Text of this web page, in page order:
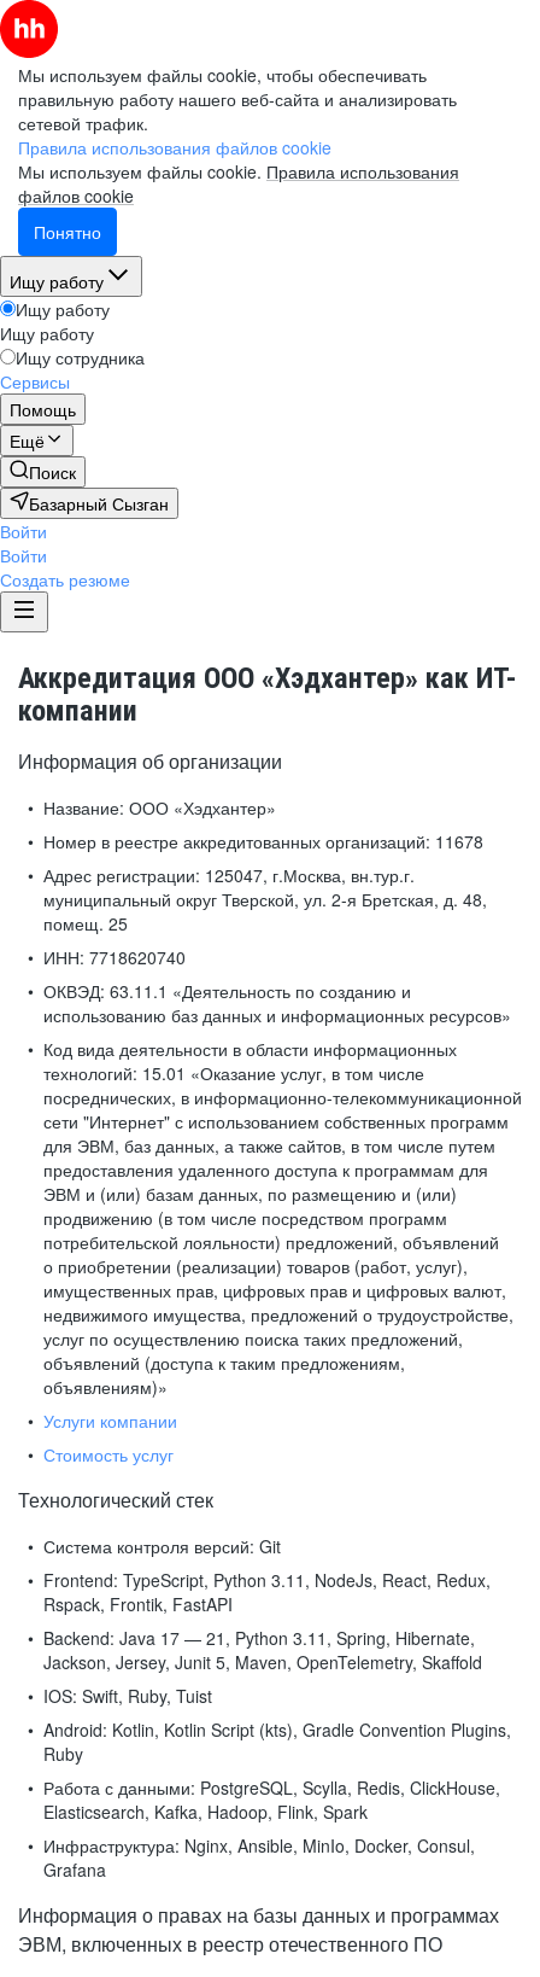
Мы используем файлы cookie, чтобы обеспечивать
правильную работу нашего веб-сайта и анализировать
сетевой трафик.
Правила использования файлов cookie
Мы используем файлы cookie. Правила использования
файлов cookie
Понятно
Ищу работу
Ищу работу
Ищу работу
Ищу сотрудника
Сервисы
Помощь
Ещё
Поиск
Базарный Сызган
Войти
Войти
Создать резюме
Аккредитация ООО «Хэдхантер» как ИТ-
компании
Информация об организации
Название: ООО «Хэдхантер»
Номер в реестре аккредитованных организаций: 11678
Адрес регистрации: 125047, г.Москва, вн.тур.г.
муниципальный округ Тверской, ул. 2-я Бретская, д. 48,
помещ. 25
ИНН: 7718620740
ОКВЭД: 63.11.1 «Деятельность по созданию и
использованию баз данных и информационных ресурсов»
Код вида деятельности в области информационных
технологий: 15.01 «Оказание услуг, в том числе
посреднических, в информационно-телекоммуникационной
сети "Интернет" с использованием собственных программ
для ЭВМ, баз данных, а также сайтов, в том числе путем
предоставления удаленного доступа к программам для
ЭВМ и (или) базам данных, по размещению и (или)
продвижению (в том числе посредством программ
потребительской лояльности) предложений, объявлений
о приобретении (реализации) товаров (работ, услуг),
имущественных прав, цифровых прав и цифровых валют,
недвижимого имущества, предложений о трудоустройстве,
услуг по осуществлению поиска таких предложений,
объявлений (доступа к таким предложениям,
объявлениям)»
Услуги компании
Стоимость услуг
Технологический стек
Система контроля версий: Git
Frontend: TypeScript, Python 3.11, NodeJs, React, Redux,
Rspack, Frontik, FastAPI
Backend: Java 17 — 21, Python 3.11, Spring, Hibernate,
Jackson, Jersey, Junit 5, Maven, OpenTelemetry, Skaffold
IOS: Swift, Ruby, Tuist
Android: Kotlin, Kotlin Script (kts), Gradle Convention Plugins,
Ruby
Работа с данными: PostgreSQL, Scylla, Redis, ClickHouse,
Elasticsearch, Kafka, Hadoop, Flink, Spark
Инфраструктура: Nginx, Ansible, MinIo, Docker, Consul,
Grafana
Информация о правах на базы данных и программах
ЭВМ, включенных в реестр отечественного ПО